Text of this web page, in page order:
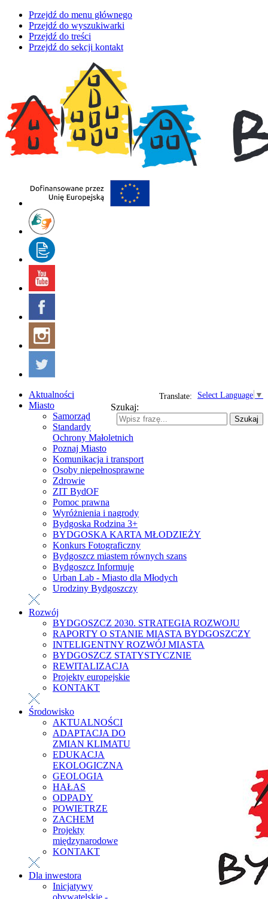
Przejdź do menu głównego
Przejdź do wyszukiwarki
Przejdź do treści
Przejdź do sekcji kontakt
Select Language ▼
Translate:
Szukaj:
Szukaj
Aktualności
Miasto
Samorząd
Standardy
Ochrony Małoletnich
Poznaj Miasto
Komunikacja i transport
Osoby niepełnosprawne
Zdrowie
ZIT BydOF
Pomoc prawna
Wyróżnienia i nagrody
Bydgoska Rodzina 3+
BYDGOSKA KARTA MŁODZIEŻY
Konkurs Fotograficzny
Bydgoszcz miastem równych szans
Bydgoszcz Informuje
Urban Lab - Miasto dla Młodych
Urodziny Bydgoszczy
Rozwój
BYDGOSZCZ 2030. STRATEGIA ROZWOJU
RAPORTY O STANIE MIASTA BYDGOSZCZY
INTELIGENTNY ROZWÓJ MIASTA
BYDGOSZCZ STATYSTYCZNIE
REWITALIZACJA
Projekty europejskie
KONTAKT
Środowisko
AKTUALNOŚCI
ADAPTACJA DO
ZMIAN KLIMATU
EDUKACJA
EKOLOGICZNA
GEOLOGIA
HAŁAS
ODPADY
POWIETRZE
ZACHEM
Projekty
międzynarodowe
KONTAKT
Dla inwestora
Inicjatywy
obywatelskie -